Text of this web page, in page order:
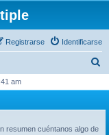
Identificarse
Registrarse
c
am
resumen cuéntanos algo de